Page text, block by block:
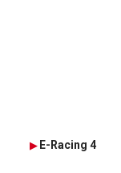
E-Racing 4